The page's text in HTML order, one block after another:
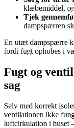
klæbemiddel,
Tjek
dampspærren
En utæt dampspærre
fordi fugt ophobes i
Fugt og
sag
Selv med korrekt
ventilationen ikke
luftcirkulation i huset